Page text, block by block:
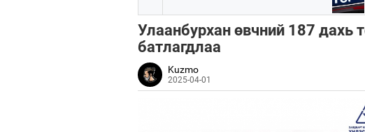
Улаанбурхан өвчний 187 дахь
батлагдлаа
Kuzmo
2025-04-01